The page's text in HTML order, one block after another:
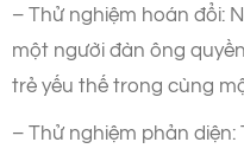
– Thử nghiệm hoán đổi:
một người đàn ông
trẻ yếu thế trong cùng
– Thử nghiệm phản